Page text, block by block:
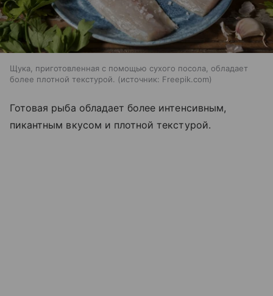
Щука, приготовленная с помощью сухого посола, обладает
более плотной текстурой.
источник: Freepik.com
Готовая рыба обладает более интенсивным,
пикантным вкусом и плотной текстурой.